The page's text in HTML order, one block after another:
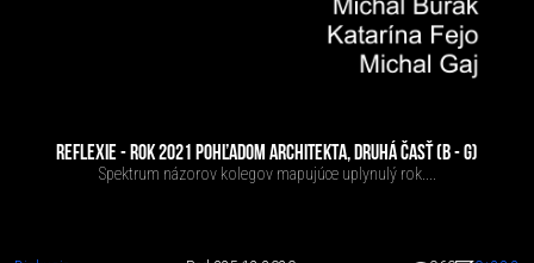
REFLEXIE - ROK 2021 POHĽADOM ARCHITEKTA, DRUHÁ ČASŤ (B - G)
Spektrum názorov kolegov mapujúce uplynulý rok....